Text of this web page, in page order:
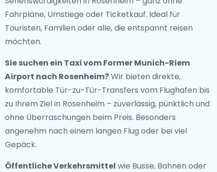
Fahrpläne, Umstiege oder Ticketkauf. Ideal für
Touristen, Familien oder alle, die entspannt reisen
möchten.
Sie suchen ein Taxi vom Former Munich-Riem
Airport nach Rosenheim?Wir bieten direkte,
komfortable Tür-zu-Tür-Transfers vom Flughafen bis
zu Ihrem Ziel in Rosenheim – zuverlässig, pünktlich und
ohne Überraschungen beim Preis. Besonders
angenehm nach einem langen Flug oder bei viel
Gepäck.
Öffentliche Verkehrsmittel wie Busse, Bahnen oder